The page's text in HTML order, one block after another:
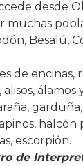
desde
muchas
Besalú,
de encinas,
alisos, álamos
escorpión.
de